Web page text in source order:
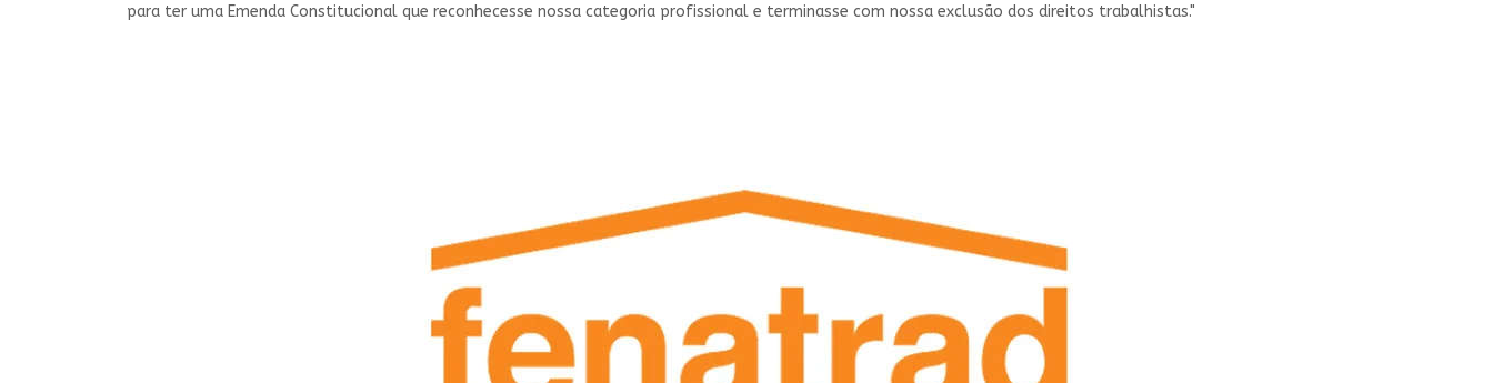
para ter uma Emenda Constitucional que reconhecesse nossa categoria profissional e terminasse com nossa exclusão dos direitos trabalhistas."